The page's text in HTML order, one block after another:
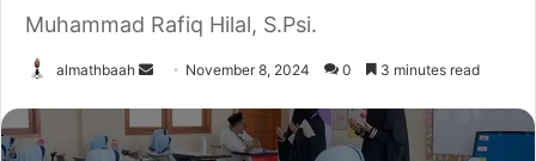
Muhammad Rafiq Hilal, S.Psi.
almathbaah
Send
email
November 8, 2024 0 3 minutes read